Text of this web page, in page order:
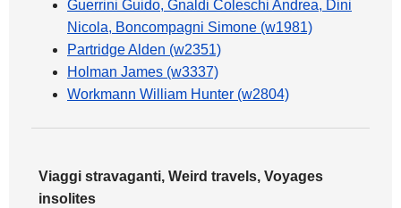
Guerrini Guido, Gnaldi Coleschi Andrea, Dini
Nicola, Boncompagni Simone (w1981)
Partridge Alden (w2351)
Holman James (w3337)
Workmann William Hunter (w2804)
Viaggi stravaganti, Weird travels, Voyages
insolites